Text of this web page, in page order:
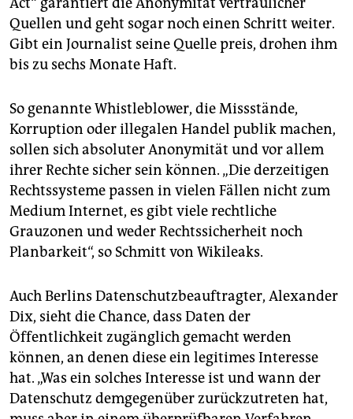
Quellen und geht sogar noch einen Schritt weiter.
Gibt ein Journalist seine Quelle preis, drohen ihm
bis zu sechs Monate Haft.
So genannte Whistleblower, die Missstände,
Korruption oder illegalen Handel publik machen,
sollen sich absoluter Anonymität und vor allem
ihrer Rechte sicher sein können. „Die derzeitigen
Rechtssysteme passen in vielen Fällen nicht zum
Medium Internet, es gibt viele rechtliche
Grauzonen und weder Rechtssicherheit noch
Planbarkeit“, so Schmitt von Wikileaks.
Auch Berlins Datenschutzbeauftragter, Alexander
Dix, sieht die Chance, dass Daten der
Öffentlichkeit zugänglich gemacht werden
können, an denen diese ein legitimes Interesse
hat. „Was ein solches Interesse ist und wann der
Datenschutz demgegenüber zurückzutreten hat,